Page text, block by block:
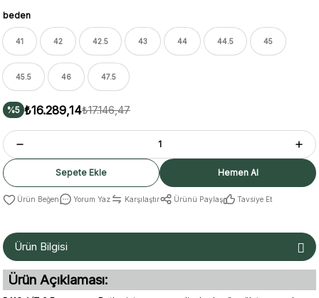
beden
41 42 42.5 43 44 44.5 45
45.5 46 47.5
%5 ₺16.289,14₺17.146,47
Sepete Ekle Hemen Al
Yorum Yaz Karşılaştır Ürünü Paylaş Tavsiye Et
Ürün Bilgisi
Ürün Açıklaması: